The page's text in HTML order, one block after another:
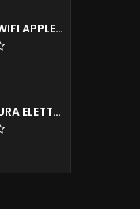
MODULO WIFI APPLE CARPLAY X IPHONE E ANDROID AUTO MODELLI BMW (ANCHE INGRESSO CAMERE POSTERIORE E ANTERIORE)
KIT APERTURA ELETTRICA BAGAGLIAIO JAGUAR E-PACE F-PACE